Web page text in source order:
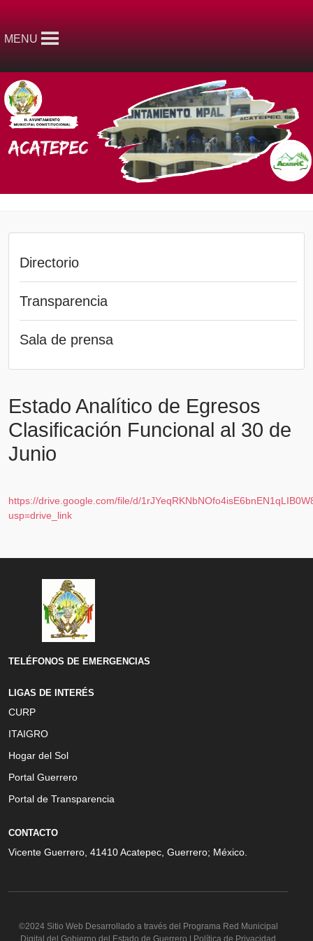
MENU
Directorio
Transparencia
Sala de prensa
Estado Analítico de Egresos
Clasificación Funcional al 30 de
Junio
https://drive.google.com/file/d/
usp=drive_link
TELÉFONOS DE EMERGENCIAS
LIGAS DE INTERÉS
CURP
ITAIGRO
Hogar del Sol
Portal Guerrero
Portal de Transparencia
CONTACTO
Vicente Guerrero, 41410 Acatepec, Guerrero; México.
©2024 Sitio Web Desarrollado a través del Programa Red Municipal
Digital del Gobierno del Estado de Guerrero | Política de Privacidad